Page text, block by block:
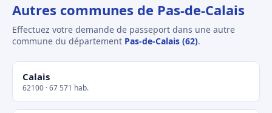
Autres communes de Pas-de-Calais
Effectuez votre demande de passeport dans une autre
commune du département Pas-de-Calais (62).
Calais
62100 · 67 571 hab.